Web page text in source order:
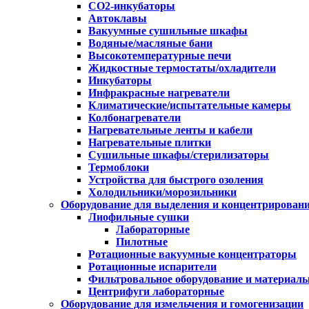
CO2-инкубаторы
Автоклавы
Вакуумные сушильные шкафы
Водяные/масляные бани
Высокотемпературные печи
Жидкостные термостаты/охладители
Инкубаторы
Инфракрасные нагреватели
Климатические/испытательные камеры
Колбонагреватели
Нагревательные ленты и кабели
Нагревательные плитки
Сушильные шкафы/стерилизаторы
Термоблоки
Устройства для быстрого озоления
Холодильники/морозильники
Оборудование для выделения и
Лиофильные сушки
Лабораторные
Пилотные
Ротационные вакуумные концентраторы
Ротационные испарители
Фильтровальное оборудование и
Центрифуги лабораторные
Оборудование для измельчения и гомогенизации